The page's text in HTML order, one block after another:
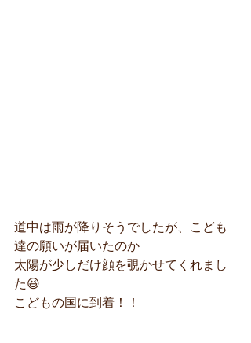
道中は雨が降りそうでしたが、こども
達の願いが届いたのか
太陽が少しだけ顔を覗かせてくれまし
た😆
こどもの国に到着！！